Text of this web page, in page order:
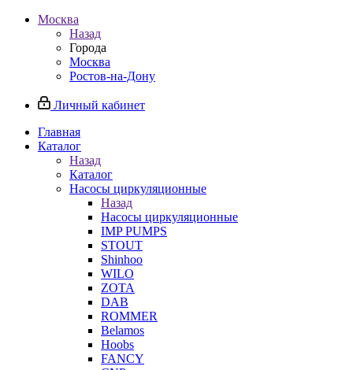
Москва
Назад
Города
Москва
Ростов-на-Дону
Личный кабинет
Главная
Каталог
Назад
Каталог
Насосы циркуляционные
Назад
Насосы циркуляционные
IMP PUMPS
STOUT
Shinhoo
WILO
ZOTA
DAB
ROMMER
Belamos
Hoobs
FANCY